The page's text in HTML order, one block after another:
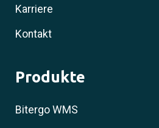
Karriere
Kontakt
Produkte
Bitergo WMS